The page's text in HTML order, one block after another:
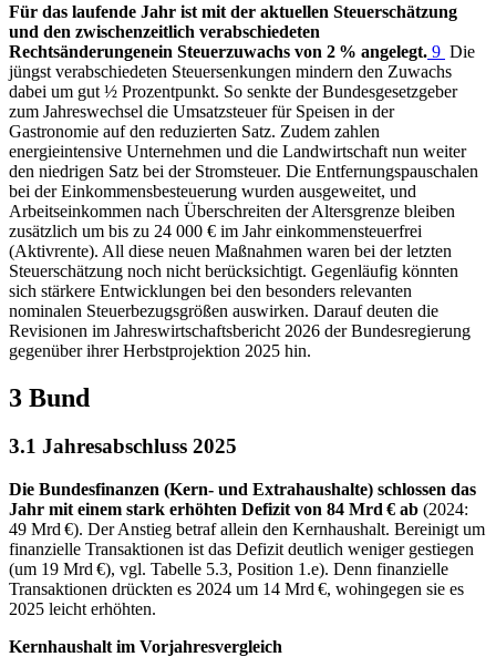
Für das laufende Jahr ist mit der aktuellen Steuerschätzung
und den zwischenzeitlich verabschiedeten
Rechtsänderungenein Steuerzuwachs von 2 % angelegt. 9 Die
jüngst verabschiedeten Steuersenkungen mindern den Zuwachs
dabei um gut ½ Prozentpunkt. So senkte der Bundesgesetzgeber
zum Jahreswechsel die Umsatzsteuer für Speisen in der
Gastronomie auf den reduzierten Satz. Zudem zahlen
energieintensive Unternehmen und die Landwirtschaft nun weiter
den niedrigen Satz bei der Stromsteuer. Die Entfernungspauschalen
bei der Einkommensbesteuerung wurden ausgeweitet, und
Arbeitseinkommen nach Überschreiten der Altersgrenze bleiben
zusätzlich um bis zu 24 000 € im Jahr einkommensteuerfrei
(Aktivrente). All diese neuen Maßnahmen waren bei der letzten
Steuerschätzung noch nicht berücksichtigt. Gegenläufig könnten
sich stärkere Entwicklungen bei den besonders relevanten
nominalen Steuerbezugsgrößen auswirken. Darauf deuten die
Revisionen im Jahreswirtschaftsbericht 2026 der Bundesregierung
gegenüber ihrer Herbstprojektion 2025 hin.
3 Bund
3.1 Jahresabschluss 2025
Die Bundesfinanzen (Kern- und Extrahaushalte) schlossen das
Jahr mit einem stark erhöhten Defizit von 84 Mrd € ab (2024:
49 Mrd €). Der Anstieg betraf allein den Kernhaushalt. Bereinigt um
finanzielle Transaktionen ist das Defizit deutlich weniger gestiegen
(um 19 Mrd €), vgl. Tabelle 5.3, Position 1.e). Denn finanzielle
Transaktionen drückten es 2024 um 14 Mrd €, wohingegen sie es
2025 leicht erhöhten.
Kernhaushalt im Vorjahresvergleich